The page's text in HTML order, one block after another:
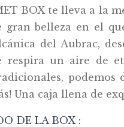
BOX te lleva a la
gran belleza en el
del Aubrac,
respira un aire de
podemos
Una caja llena de
DE LA BOX :